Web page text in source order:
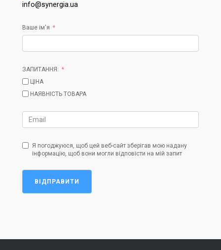
info@synergia.ua
Ваше ім'я
ЗАПИТАННЯ:
ЦІНА
НАЯВНІСТЬ ТОВАРА
Я погоджуюся, щоб цей веб-сайт зберігав мою надану
інформацію, щоб вони могли відповісти на мій запит
ВІДПРАВИТИ